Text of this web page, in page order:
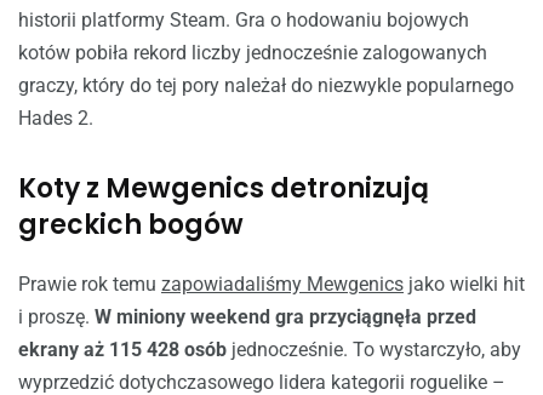
historii platformy Steam. Gra o hodowaniu bojowych
kotów pobiła rekord liczby jednocześnie zalogowanych
graczy, który do tej pory należał do niezwykle popularnego
Hades 2.
Koty z Mewgenics detronizują
greckich bogów
Prawie rok temu zapowiadaliśmy Mewgenics jako wielki hit
i proszę. W miniony weekend gra przyciągnęła przed
ekrany aż 115 428 osób jednocześnie. To wystarczyło, aby
wyprzedzić dotychczasowego lidera kategorii roguelike –